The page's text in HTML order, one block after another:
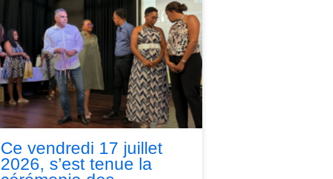
Ce vendredi 17 juillet
2026, s’est tenue la